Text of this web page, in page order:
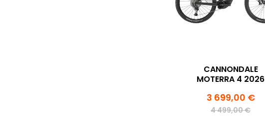
CANNONDALE
MOTERRA 4 2026
3 699,00 €
4 499,00 €